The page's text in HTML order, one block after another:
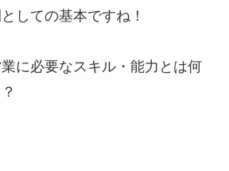
しての基本ですね！
に必要なスキル・能力とは何